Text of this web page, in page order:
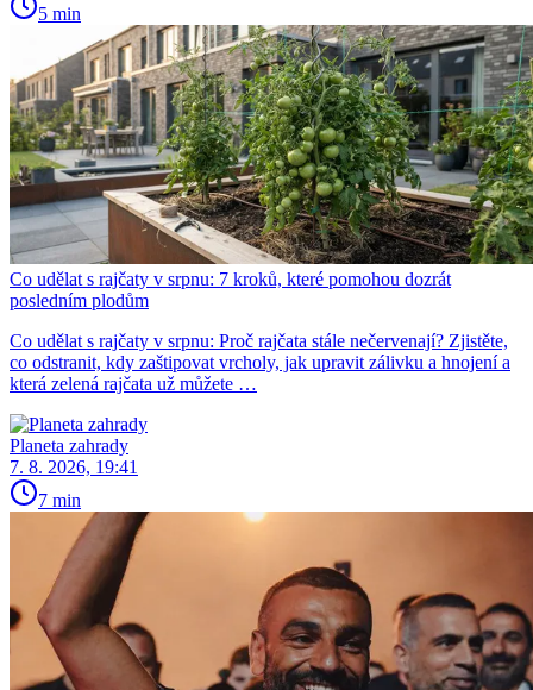
5 min
Co udělat s rajčaty v srpnu: 7 kroků, které pomohou dozrát
posledním plodům
Co udělat s rajčaty v srpnu: Proč rajčata stále nečervenají? Zjistěte,
co odstranit, kdy zaštipovat vrcholy, jak upravit zálivku a hnojení a
která zelená rajčata už můžete …
Planeta zahrady
7. 8. 2026, 19:41
7 min